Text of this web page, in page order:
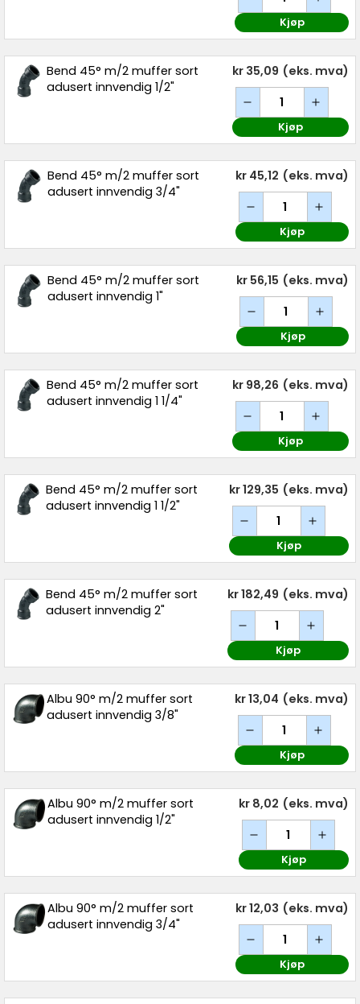
Kjøp
Bend 45° m/2 muffer sort
adusert innvendig 1/2"
kr 35,09 (eks. mva)
Kjøp
Bend 45° m/2 muffer sort
adusert innvendig 3/4"
kr 45,12 (eks. mva)
Kjøp
Bend 45° m/2 muffer sort
adusert innvendig 1"
kr 56,15 (eks. mva)
Kjøp
Bend 45° m/2 muffer sort
adusert innvendig 1 1/4"
kr 98,26 (eks. mva)
Kjøp
Bend 45° m/2 muffer sort
adusert innvendig 1 1/2"
kr 129,35 (eks. mva)
Kjøp
Bend 45° m/2 muffer sort
adusert innvendig 2"
kr 182,49 (eks. mva)
Kjøp
Albu 90° m/2 muffer sort
adusert innvendig 3/8"
kr 13,04 (eks. mva)
Kjøp
Albu 90° m/2 muffer sort
adusert innvendig 1/2"
kr 8,02 (eks. mva)
Kjøp
Albu 90° m/2 muffer sort
adusert innvendig 3/4"
kr 12,03 (eks. mva)
Kjøp